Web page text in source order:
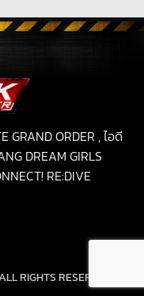
GRAND ORDER , ไอดี
DREAM GIRLS
RE:DIVE
RIGHTS RESERVED.